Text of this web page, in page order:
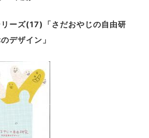
ーズ(17) 「さだおやじの自由研
デザイン」